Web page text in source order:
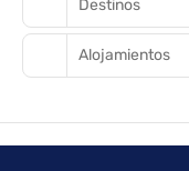
in (Proceso de
identificación oficial es
vigente. El registro de
las reservas de
Destinos
Alojamientos